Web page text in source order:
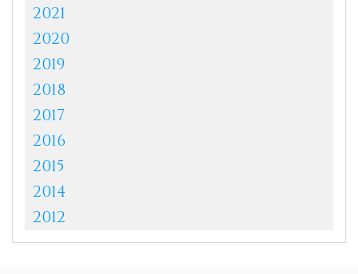
2021
2020
2019
2018
2017
2016
2015
2014
2012